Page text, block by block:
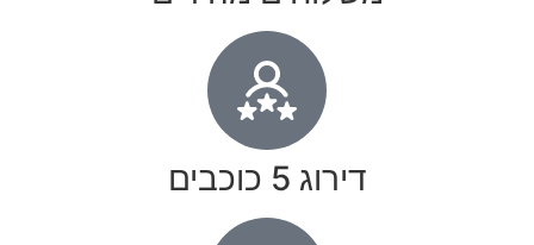
דירוג 5 כוכבים